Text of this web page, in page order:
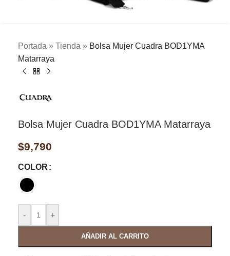
Portada » Tienda » Bolsa Mujer Cuadra BOD1YMA
Matarraya
Bolsa Mujer Cuadra BOD1YMA Matarraya
$9,790
COLOR
- +
AÑADIR AL CARRITO